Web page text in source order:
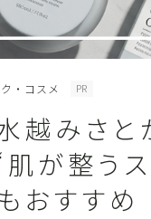
・コスメ PR
越みさと
が整う
おすすめ